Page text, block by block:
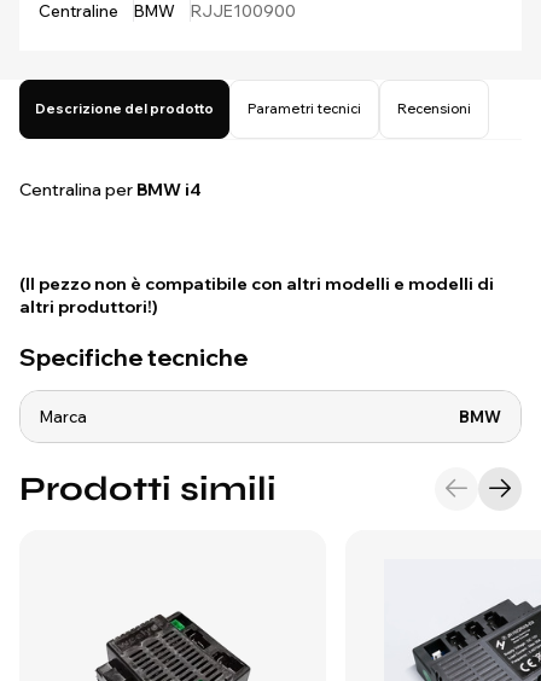
Centraline
BMW RJJE100900
Descrizione del prodotto Parametri tecnici Recensioni
Centralina per BMW i4
(Il pezzo non è compatibile con altri modelli e modelli di
altri produttori!)
Specifiche tecniche
Marca BMW
Prodotti simili